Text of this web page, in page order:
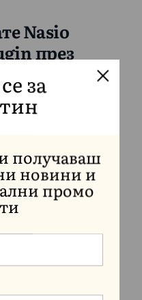
Nasio
през
в Jump.BG,
Theme и Nasio
на нов WordPress
и без ръчно
за
получаваш
новини и
промо